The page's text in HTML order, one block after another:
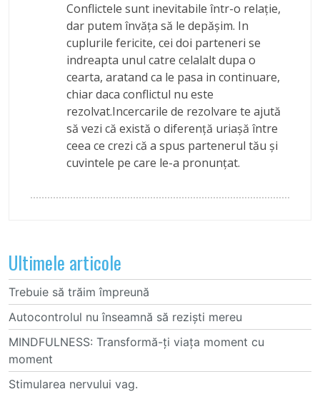
Conflictele sunt inevitabile într-o relaţie,
dar putem învăţa să le depăşim. In
cuplurile fericite, cei doi parteneri se
indreapta unul catre celalalt dupa o
cearta, aratand ca le pasa in continuare,
chiar daca conflictul nu este
rezolvat.Incercarile de rezolvare te ajută
să vezi că există o diferenţă uriaşă între
ceea ce crezi că a spus partenerul tău şi
cuvintele pe care le-a pronunţat.
Ultimele articole
Trebuie să trăim împreună
Autocontrolul nu înseamnă să reziști mereu
MINDFULNESS: Transformă-ți viața moment cu
moment
Stimularea nervului vag.